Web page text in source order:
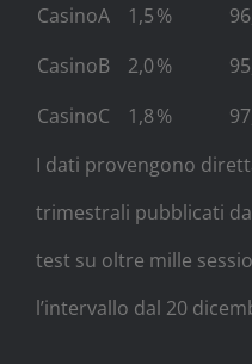
CasinoA 1,5 %
CasinoB
2,0 %
CasinoC
1,8 %
I dati provengono
trimestrali pubblicati
test su oltre mille
l’intervallo dal 20